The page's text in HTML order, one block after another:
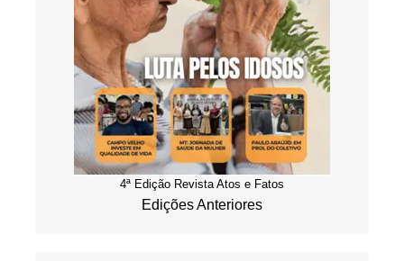
4ª Edição Revista Atos e Fatos
Edições Anteriores